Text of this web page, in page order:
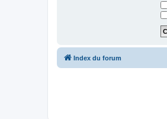
Index du forum